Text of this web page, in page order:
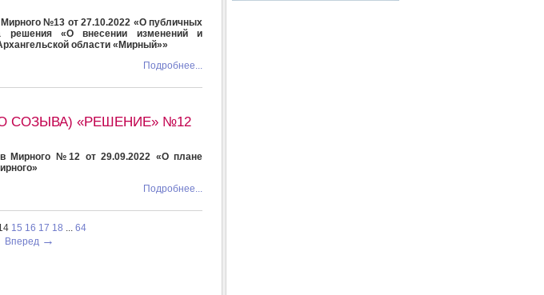
№13 от 27.10.2022 «О публичных
решения «О внесении изменений и
области «Мирный»»
Подробнее...
СОЗЫВА) «РЕШЕНИЕ» №12
Мирного №12 от 29.09.2022 «О плане
Подробнее...
15 16 17 18 64
Вперед →